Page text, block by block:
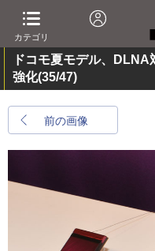
カテゴリ
ドコモ夏モデル、
強化(35/47)
前の画像